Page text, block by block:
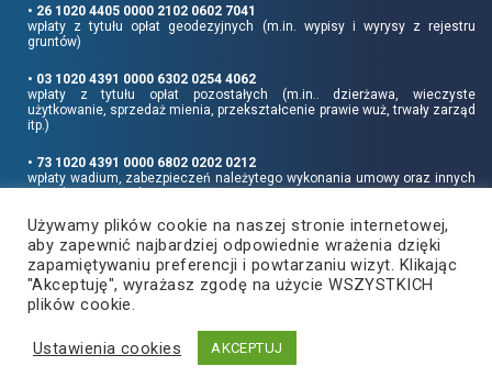
• 26 1020 4405 0000 2102 0602 7041
wpłaty z tytułu opłat geodezyjnych (m.in. wypisy i wyrysy z rejestru
gruntów)
• 03 1020 4391 0000 6302 0254 4062
wpłaty z tytułu opłat pozostałych (m.in.. dzierżawa, wieczyste
użytkowanie, sprzedaż mienia, przekształcenie prawie wuż, trwały zarząd
itp.)
• 73 1020 4391 0000 6802 0202 0212
wpłaty wadium, zabezpieczeń należytego wykonania umowy oraz innych
Informujemy, że opłatę skarbową należy uiszczać na rachunek Urzędu
Miasta Rzeszowa:
• 90 1240 6960 3851 0062 0000 0423
Copyright2021©
ZETO-RZESZÓW Sp. z o.o.
Używamy plików cookie na naszej stronie internetowej,
aby zapewnić najbardziej odpowiednie wrażenia dzięki
zapamiętywaniu preferencji i powtarzaniu wizyt. Klikając
"Akceptuję", wyrażasz zgodę na użycie WSZYSTKICH
plików cookie.
Ustawienia cookies AKCEPTUJ